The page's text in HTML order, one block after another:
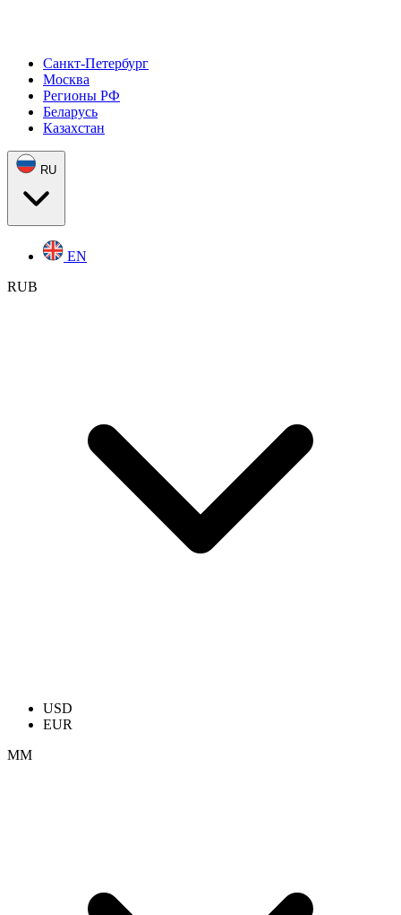
Санкт-Петербург
Москва
Регионы РФ
Беларусь
Казахстан
RU
EN
RUB
USD
EUR
ММ